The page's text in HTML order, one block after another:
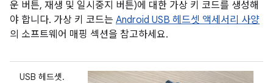
운 버튼, 재생 및 일시중지 버튼)에 대한 가상 키 코드를 생성해
야 합니다. 가상 키 코드는 Android USB 헤드셋 액세서리 사양
의 소프트웨어 매핑 섹션을 참고하세요.
USB 헤드셋.